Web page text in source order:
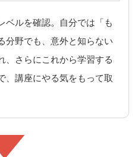
ベルを確認。自分では「も
分野でも、意外と知らない
、さらにこれから学習する
、講座にやる気をもって取